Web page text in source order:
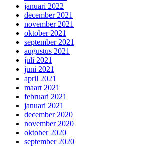
januari 2022
december 2021
november 2021
oktober 2021
september 2021
augustus 2021
juli 2021
juni 2021
april 2021
maart 2021
februari 2021
januari 2021
december 2020
november 2020
oktober 2020
september 2020